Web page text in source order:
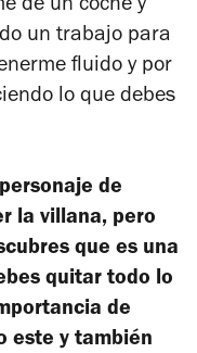
de un coche y
un trabajo para
fluido y por
lo que debes
de
la villana, pero
que es una
quitar todo lo
de
este y también